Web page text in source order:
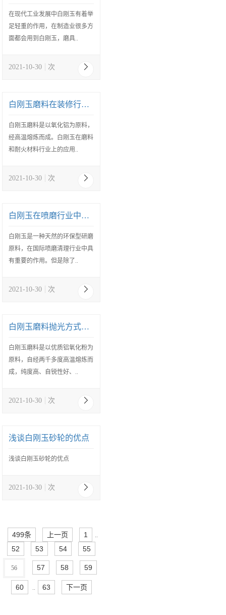
在现代工业发展中白刚玉有着举
足轻重的作用，在制造业很多方
面都会用到白刚玉，磨具..
2021-10-30 次
白刚玉磨料在装修行业的应用
白刚玉磨料是以氧化铝为原料，
经高温熔炼而成。白刚玉在磨料
和耐火材料行业上的应用..
2021-10-30 次
白刚玉在喷磨行业中的优点有哪些
白刚玉是一种天然的环保型研磨
原料，在国际喷磨清理行业中具
有重要的作用。但是除了..
2021-10-30 次
白刚玉磨料抛光方式有几种
白刚玉磨料是以优质铝氧化粉为
原料，自经两千多度高温熔炼而
成，纯度高、自锐性好、..
2021-10-30 次
浅谈白刚玉砂轮的优点
浅谈白刚玉砂轮的优点
2021-10-30 次
499条 上一页 1 ..
52 53 54 55
56 57 58 59
60 .. 63 下一页